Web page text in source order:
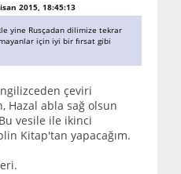
2015, 18:45:13
yine Rusçadan dilimize tekrar
için iyi bir fırsat gibi
çeviri
Hazal abla sağ olsun
vesile ile ikinci
Kitap'tan yapacağım.